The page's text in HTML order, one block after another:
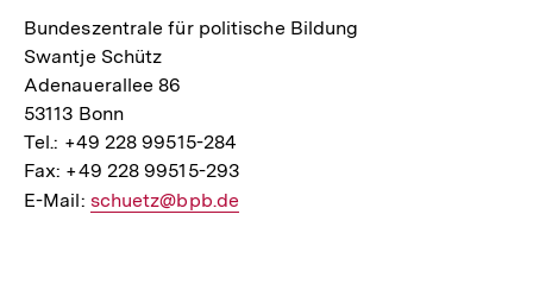
Bundeszentrale für politische Bildung
Swantje Schütz
Adenauerallee 86
53113 Bonn
Tel.: +49 228 99515-284
Fax: +49 228 99515-293
E-Mail: E-
schuetz@bpb.de